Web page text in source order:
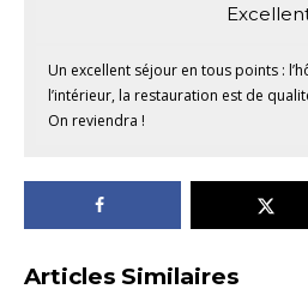
Un excellent séjour en tous points :
l’intérieur, la restauration est de
On reviendra !
Articles Similaires